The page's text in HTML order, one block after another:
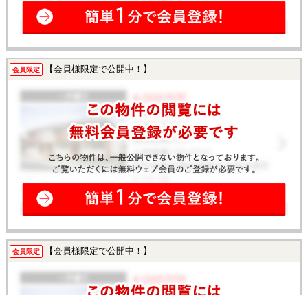
会員限定 【会員様限定で公開中！】
会員限定 【会員様限定で公開中！】